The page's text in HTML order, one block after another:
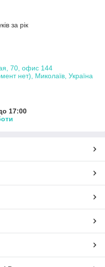
за рік
70, офис 144
нет), Миколаїв, Україна
17:00